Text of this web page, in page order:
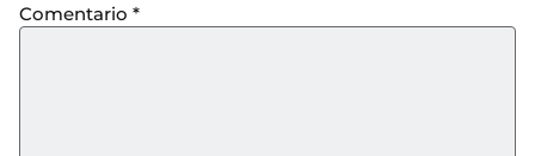
Comentario *